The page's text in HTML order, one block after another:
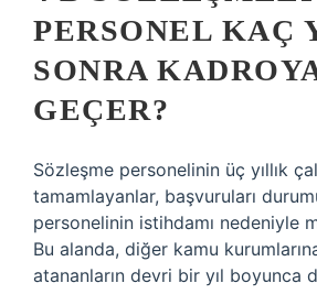
PERSONEL KAÇ
SONRA
GEÇER?
Sözleşme personelinin üç yıllık
tamamlayanlar, başvuruları
personelinin istihdamı nedeniyle
Bu alanda, diğer kamu
atananların devri bir yıl boyunca